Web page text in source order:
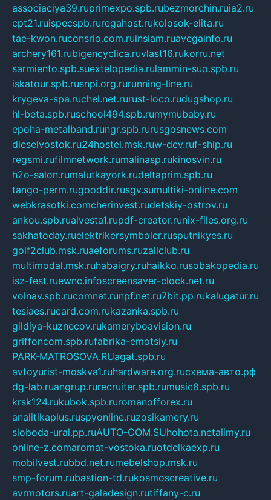
associaciya39.ruprimexpo.spb.rubezmorchin.ruia2.ru
cpt21.ruispecspb.ruregahost.rukolosok-elita.ru
tae-kwon.ruconsrio.com.ruinsiam.ruavegainfo.ru
archery161.rubigencyclica.ruvlast16.rukorru.net
sarmiento.spb.suextelopedia.rulammin-suo.spb.ru
iskatour.spb.rusnpi.org.rurunning-line.ru
krygeva-spa.ruchel.net.rurust-loco.rudugshop.ru
hl-beta.spb.ruschool494.spb.rumymubaby.ru
epoha-metalband.rungr.spb.rurusgosnews.com
dieselvostok.ru24hostel.msk.ruw-dev.ruf-ship.ru
regsmi.rufilmnetwork.rumalinasp.rukinosvin.ru
h2o-salon.rumalutkayork.rudeltaprim.spb.ru
tango-perm.rugooddir.rusgv.sumultiki-online.com
webkrasotki.comcherinvest.rudetskiy-ostrov.ru
ankou.spb.rualvesta1.rupdf-creator.runix-files.org.ru
sakhatoday.ruelektrikersymboler.rusputnikyes.ru
golf2club.msk.ruaeforums.ruzallclub.ru
multimodal.msk.ruhabaigry.ruhaikko.rusobakopedia.ru
isz-fest.ruewnc.infoscreensaver-clock.net.ru
volnav.spb.rucomnat.runpf.net.ru7bit.pp.rukalugatur.ru
tesiaes.rucard.com.rukazanka.spb.ru
gildiya-kuznecov.rukameryboavision.ru
griffoncom.spb.rufabrika-emotsiy.ru
PARK-MATROSOVA.RUagat.spb.ru
avtoyurist-moskva1.ruhardware.org.ruсхема-авто.рф
dg-lab.ruangrup.rurecruiter.spb.rumusic8.spb.ru
krsk124.rukubok.spb.ruromanofforex.ru
analitikaplus.ruspyonline.ruzosikamery.ru
sloboda-ural.pp.ruAUTO-COM.SUhohota.netalimy.ru
online-z.comaromat-vostoka.ruotdelkaexp.ru
mobilvest.rubbd.net.rumebelshop.msk.ru
smp-forum.rubastion-td.rukosmoscreative.ru
avrmotors.ruart-galadesign.rutiffany-c.ru